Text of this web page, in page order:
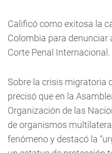
Calificó como exitosa la
Colombia para denunciar
Corte Penal Internacional.
Sobre la crisis migratoria
precisó que en la
Organización de las
de organismos
fenómeno y destacó la